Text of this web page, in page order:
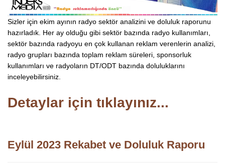
Sizler için ekim ayının radyo sektör analizini ve doluluk raporunu
hazırladık. Her ay olduğu gibi sektör bazında radyo kullanımları,
sektör bazında radyoyu en çok kullanan reklam verenlerin analizi,
radyo grupları bazında toplam reklam süreleri, sponsorluk
kullanımları ve radyoların DT/ODT bazında doluluklarını
inceleyebilirsiniz.
Detaylar için tıklayınız...
Eylül 2023 Rekabet ve Doluluk Raporu